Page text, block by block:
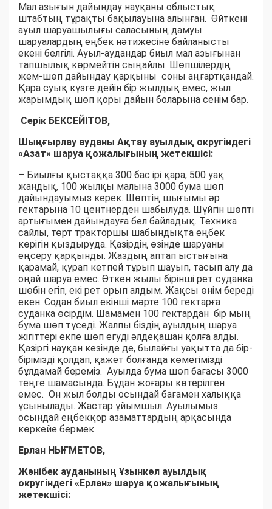
Мал азығын дайындау науқаны облыстық
штабтың тұрақты бақылауына алынған. Өйткені
ауыл шаруашылығы саласының дамуы
шаруалардың еңбек нәтижесіне байланысты
екені белгілі. Ауыл-аудандар биыл мал азығынан
тапшылық көрмейтін сыңайлы. Шөпшілердің
жем-шөп дайындау қарқыны соны аңғартқандай.
Қара суық күзге дейін бір жылдық емес, жыл
жарымдық шөп қоры дайын боларына сенім бар.
Серік БЕКСЕЙІТОВ,
Шыңғырлау ауданы Ақтау ауылдық округіндегі
«Азат» шаруа қожалығының жетекшісі:
– Биылғы қыстаққа 300 бас ірі қара, 500 уақ
жандық, 100 жылқы малына 3000 бума шөп
дайындауымыз керек. Шөптің шығымы әр
гектарына 10 центнерден шабылуда. Шүйгін шөпті
артығымен дайындауға бел байладық. Техника
сайлы, төрт тракторшы шабындықта еңбек
көрігін қыздыруда. Қазірдің өзінде шаруаны
еңсеру қарқынды. Жаздың аптап ыстығына
қарамай, қурап кетпей тұрып шауып, тасып алу да
оңай шаруа емес. Өткен жылы бірінші рет суданка
шөбін егіп, екі рет орып алдым. Жақсы өнім береді
екен. Содан биыл екінші мәрте 100 гектарға
суданка өсірдім. Шамамен 100 гектардан бір мың
бума шөп түседі. Жалпы біздің ауылдың шаруа
жігіттері екпе шөп егуді әлдеқашан қолға алды.
Қазіргі науқан кезінде де, былайғы уақытта да бір-
бірімізді қолдап, қажет болғанда көмегімізді
бұлдамай береміз. Ауылда бума шөп бағасы 3000
теңге шамасында. Бұдан жоғары көтерілген
емес. Он жыл болды осындай бағамен халыққа
ұсынылады. Жастар ұйымшыл. Ауылымыз
осындай еңбекқор азаматтардың арқасында
көркейе бермек.
Ерлан НЫҒМЕТОВ,
Жәнібек ауданының Ұзынкөл ауылдық
округіндегі «Ерлан» шаруа қожалығының
жетекшісі: